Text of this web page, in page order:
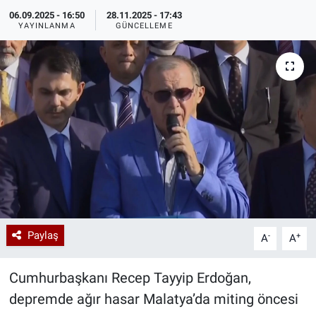
06.09.2025 - 16:50
YAYINLANMA
28.11.2025 - 17:43
GÜNCELLEME
Paylaş A- A+
Cumhurbaşkanı Recep Tayyip Erdoğan,
depremde ağır hasar Malatya’da miting öncesi
Özel Haberler
Yazarlar
Dünya
Medya
Özel Haberler
Kadın
Erişim Bilgileri
Sağlık
Teknoloji
Ramazan
Haber Arşivi